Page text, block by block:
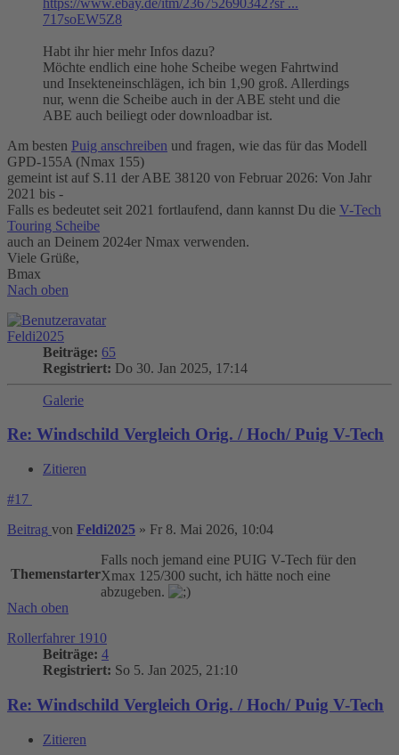
717soEW5Z8
Habt ihr hier mehr Infos dazu?
Möchte endlich eine hohe Scheibe wegen Fahrtwind
und Insekteneinschlägen, ich bin 1,90 groß. Allerdings
nur, wenn die Scheibe auch in der ABE steht und die
ABE auch beiliegt oder downloadbar ist.
Am besten Puig anschreiben und fragen, wie das für das Modell
GPD-155A (Nmax 155)
gemeint ist auf S.11 der ABE 38120 von Februar 2026: Von Jahr
2021 bis -
Falls es bedeutet seit 2021 fortlaufend, dann kannst Du die V-Tech
Touring Scheibe
auch an Deinem 2024er Nmax verwenden.
Viele Grüße,
Bmax
Nach oben
Feldi2025
Beiträge: 65
Registriert: Do 30. Jan 2025, 17:14
Galerie
Re: Windschild Vergleich Orig. / Hoch/ Puig V-Tech
Zitieren
#17
Beitrag von Feldi2025 » Fr 8. Mai 2026, 10:04
Themenstarter
Falls noch jemand eine PUIG V-Tech für den
Xmax 125/300 sucht, ich hätte noch eine
abzugeben.
Nach oben
Rollerfahrer 1910
Beiträge: 4
Registriert: So 5. Jan 2025, 21:10
Re: Windschild Vergleich Orig. / Hoch/ Puig V-Tech
Zitieren